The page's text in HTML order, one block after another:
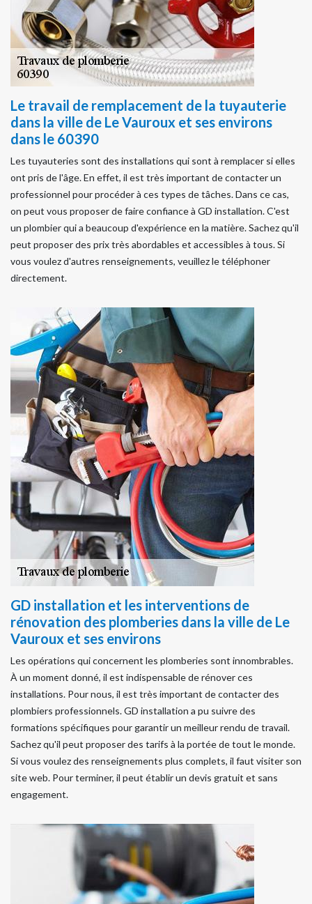
Le travail de remplacement de la tuyauterie
dans la ville de Le Vauroux et ses environs
dans le 60390
Les tuyauteries sont des installations qui sont à remplacer si elles
ont pris de l'âge. En effet, il est très important de contacter un
professionnel pour procéder à ces types de tâches. Dans ce cas,
on peut vous proposer de faire confiance à GD installation. C'est
un plombier qui a beaucoup d'expérience en la matière. Sachez qu'il
peut proposer des prix très abordables et accessibles à tous. Si
vous voulez d'autres renseignements, veuillez le téléphoner
directement.
GD installation et les interventions de
rénovation des plomberies dans la ville de Le
Vauroux et ses environs
Les opérations qui concernent les plomberies sont innombrables.
À un moment donné, il est indispensable de rénover ces
installations. Pour nous, il est très important de contacter des
plombiers professionnels. GD installation a pu suivre des
formations spécifiques pour garantir un meilleur rendu de travail.
Sachez qu'il peut proposer des tarifs à la portée de tout le monde.
Si vous voulez des renseignements plus complets, il faut visiter son
site web. Pour terminer, il peut établir un devis gratuit et sans
engagement.